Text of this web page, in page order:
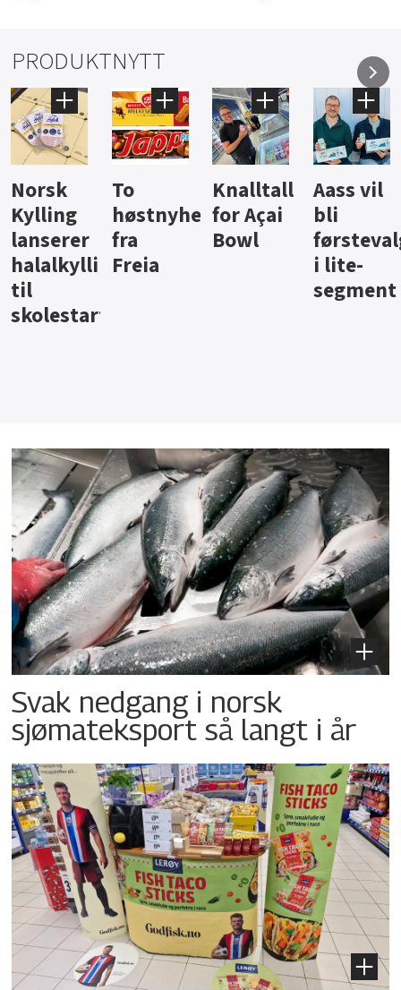
PRODUKTNYTT
Knalltall
for Açai
Bowl
Aass vil
bli
førstevalg
i lite-
Brus og
jus fra
Berentsen
Hard
iste fra
Hansa
Svak nedgang i norsk
sjømateksport så langt i år